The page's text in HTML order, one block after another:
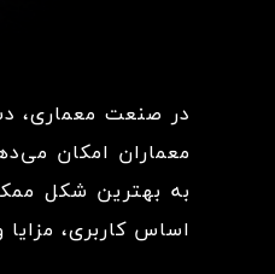
در صنعت معماری،
معماران امکان
به بهترین شکل
اساس کاربری،